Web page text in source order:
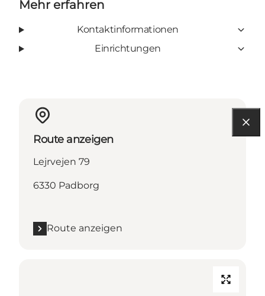
Mehr erfahren
Kontaktinformationen
Einrichtungen
Route anzeigen
Lejrvejen 79
6330 Padborg
Route anzeigen